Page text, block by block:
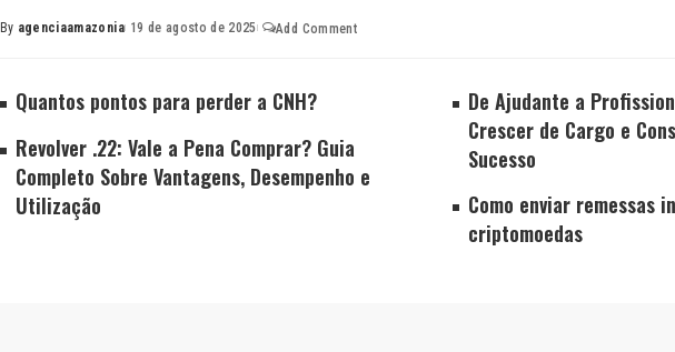
By agenciaamazonia 19 de agosto de 2025 Add Comment
Quantos pontos para perder a CNH?
Revolver .22: Vale a Pena Comprar? Guia
Completo Sobre Vantagens, Desempenho e
Utilização
De Ajudante a
Crescer de Cargo e
Sucesso
Como enviar remessas
criptomoedas